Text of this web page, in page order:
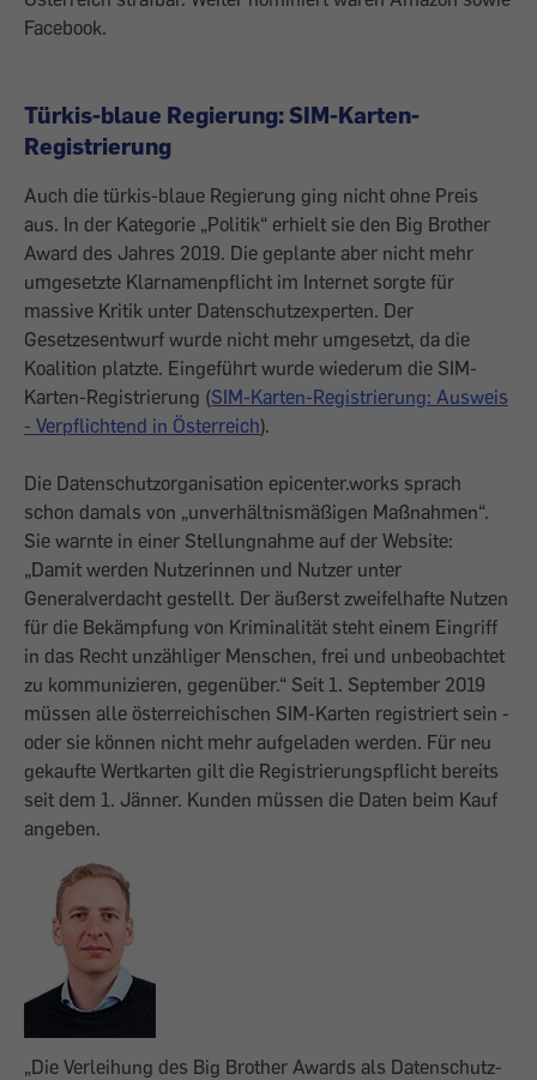
Facebook.
Türkis-blaue Regierung: SIM-Karten-
Registrierung
Auch die türkis-blaue Regierung ging nicht ohne Preis
aus. In der Kategorie „Politik“ erhielt sie den Big Brother
Award des Jahres 2019. Die geplante aber nicht mehr
umgesetzte Klarnamenpflicht im Internet sorgte für
massive Kritik unter Datenschutzexperten. Der
Gesetzesentwurf wurde nicht mehr umgesetzt, da die
Koalition platzte. Eingeführt wurde wiederum die SIM-
Karten-Registrierung (SIM-Karten-Registrierung: Ausweis
- Verpflichtend in Österreich).
Die Datenschutzorganisation epicenter.works sprach
schon damals von „unverhältnismäßigen Maßnahmen“.
Sie warnte in einer Stellungnahme auf der Website:
„Damit werden Nutzerinnen und Nutzer unter
Generalverdacht gestellt. Der äußerst zweifelhafte Nutzen
für die Bekämpfung von Kriminalität steht einem Eingriff
in das Recht unzähliger Menschen, frei und unbeobachtet
zu kommunizieren, gegenüber.“ Seit 1. September 2019
müssen alle österreichischen SIM-Karten registriert sein -
oder sie können nicht mehr aufgeladen werden. Für neu
gekaufte Wertkarten gilt die Registrierungspflicht bereits
seit dem 1. Jänner. Kunden müssen die Daten beim Kauf
angeben.
​„Die Verleihung des Big Brother Awards als Datenschutz-